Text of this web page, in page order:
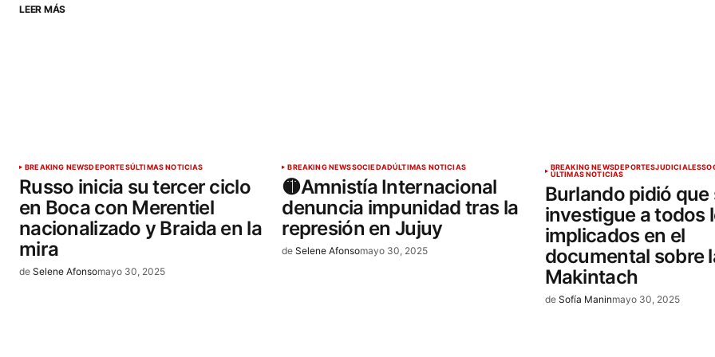
LEER MÁS
BREAKING NEWSDEPORTESÚLTIMAS NOTICIAS
Russo inicia su tercer ciclo
en Boca con Merentiel
nacionalizado y Braida en la
mira
de Selene Afonsomayo 30, 2025
BREAKING NEWSSOCIEDADÚLTIMAS NOTICIAS
🟡Amnistía Internacional
denuncia impunidad tras la
represión en Jujuy
de Selene Afonsomayo 30, 2025
BREAKING NEWSDEPORTESJUDICIALES
ÚLTIMAS NOTICIAS
Burlando pidió que
investigue a todos
implicados en el
documental sobre
Makintach
de Sofía Maninmayo 30, 2025